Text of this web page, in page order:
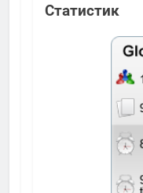
Статистик